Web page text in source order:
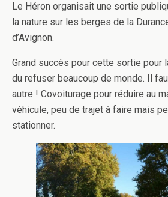
Le Héron organisait une sortie
la nature sur les berges de la
d’Avignon.
Grand succès pour cette sortie pour
du refuser beaucoup de monde. Il
autre ! Covoiturage pour réduire au
véhicule, peu de trajet à faire mais
stationner.